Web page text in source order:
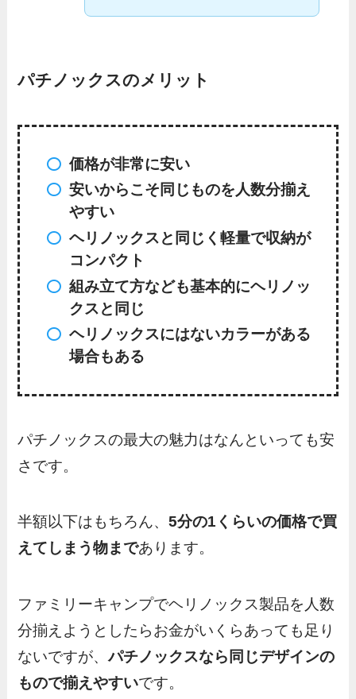
パチノックスのメリット
価格が非常に安い
安いからこそ同じものを人数分揃え
やすい
ヘリノックスと同じく軽量で収納が
コンパクト
組み立て方なども基本的にヘリノッ
クスと同じ
ヘリノックスにはないカラーがある
場合もある
パチノックスの最大の魅力はなんといっても安
さです。
半額以下はもちろん、5分の1くらいの価格で買
えてしまう物まであります。
ファミリーキャンプでヘリノックス製品を人数
分揃えようとしたらお金がいくらあっても足り
ないですが、パチノックスなら同じデザインの
もので揃えやすいです。